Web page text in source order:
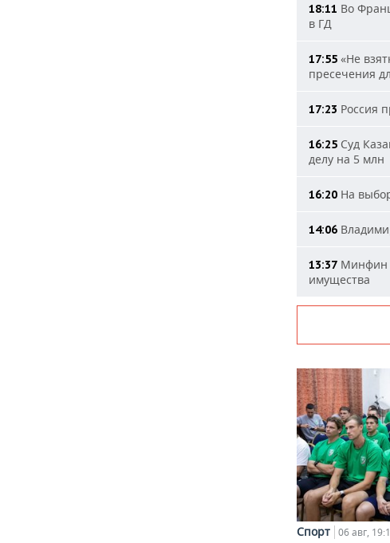
18:11 Во
в ГД
17:55 «Не
пресечения
17:23 Россия
16:25 Суд
делу на 5 млн
16:20 На
14:06
13:37 Минфин
имущества
Спорт 06 авг,